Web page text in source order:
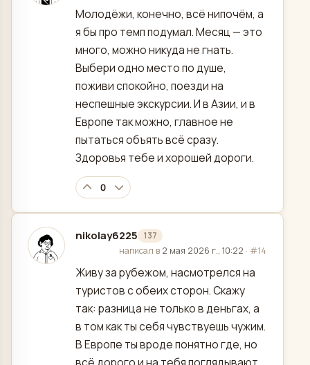
Молодёжи, конечно, всё нипочём, а
я бы про темп подумал. Месяц — это
много, можно никуда не гнать.
Выбери одно место по душе,
поживи спокойно, поезди на
неспешные экскурсии. И в Азии, и в
Европе так можно, главное не
пытаться объять всё сразу.
Здоровья тебе и хорошей дороги.
0
nikolay6225 137
отредактировано
написал в 2 мая 2026 г., 10:22 · #14
Живу за рубежом, насмотрелся на
туристов с обеих сторон. Скажу
так: разница не только в деньгах, а
в том как ты себя чувствуешь чужим.
В Европе ты вроде понятно где, но